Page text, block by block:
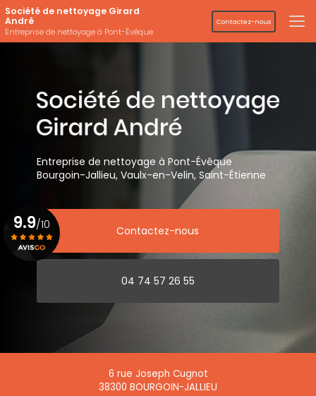
Aller
au
contenu
principal
Société de nettoyage Girard
André
Entreprise de nettoyage à Pont-Évêque
Contactez-nous
Entreprise de nettoyage à Pont-Évêque
Bourgoin-Jallieu, Vaulx-en-Velin, Saint-Étienne
Contactez-nous
04 74 57 26 55
6 rue Joseph Cugnot
38300 BOURGOIN-JALLIEU
9.9/10